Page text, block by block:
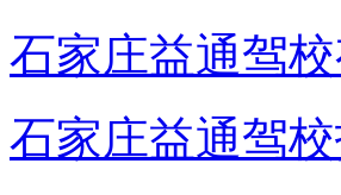
石家庄益通驾
石家庄益通驾